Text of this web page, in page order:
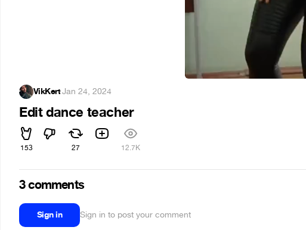
VikKert·Jan 24, 2024
Edit dance teacher
153 27 12.7K
3 comments
Sign in Sign in to post your comment